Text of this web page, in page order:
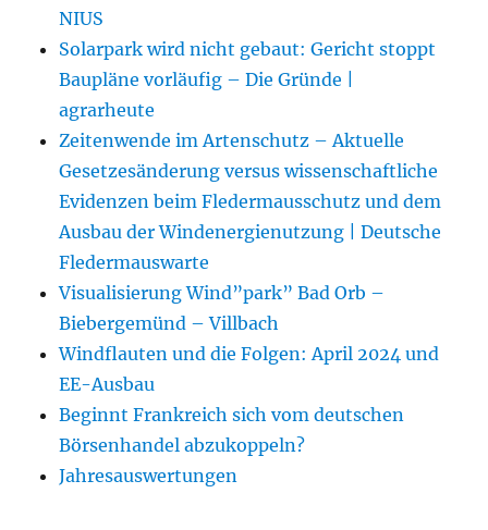
NIUS
Solarpark wird nicht gebaut: Gericht stoppt
Baupläne vorläufig – Die Gründe |
agrarheute
Zeitenwende im Artenschutz – Aktuelle
Gesetzesänderung versus wissenschaftliche
Evidenzen beim Fledermausschutz und dem
Ausbau der Windenergienutzung | Deutsche
Fledermauswarte
Visualisierung Wind”park” Bad Orb –
Biebergemünd – Villbach
Windflauten und die Folgen: April 2024 und
EE-Ausbau
Beginnt Frankreich sich vom deutschen
Börsenhandel abzukoppeln?
Jahresauswertungen